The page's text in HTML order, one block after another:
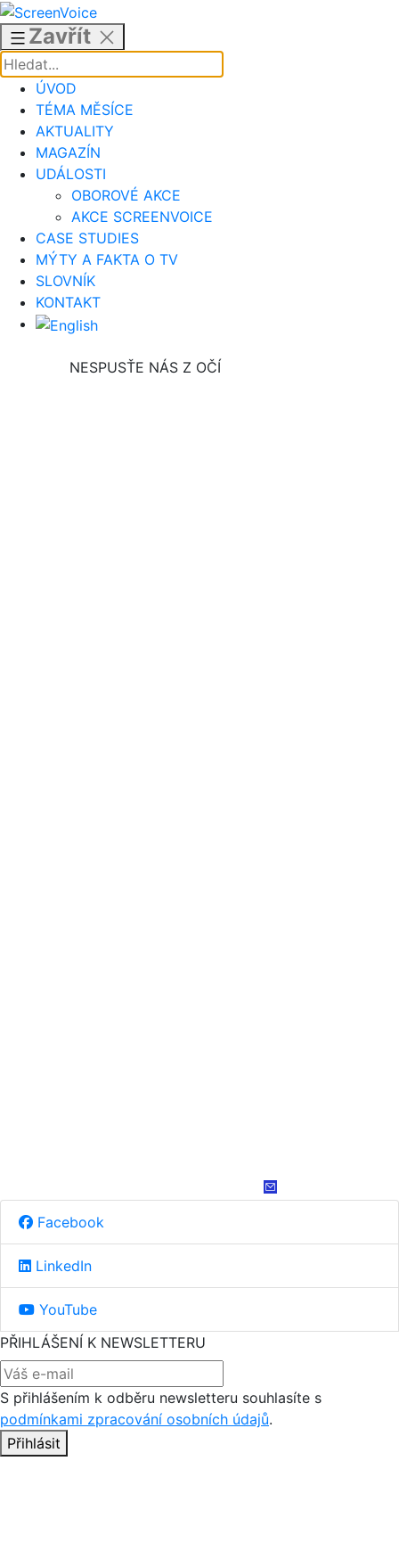
Přejít
obsahu
Zavřít
ÚVOD
TÉMA MĚSÍCE
AKTUALITY
MAGAZÍN
UDÁLOSTI
OBOROVÉ AKCE
AKCE SCREENVOICE
CASE STUDIES
MÝTY A FAKTA O TV
SLOVNÍK
KONTAKT
NESPUSŤE NÁS Z OČÍ
Facebook
LinkedIn
YouTube
PŘIHLÁŠENÍ K NEWSLETTERU
S přihlášením k odběru newsletteru souhlasíte s
podmínkami zpracování osobních údajů.
Přihlásit